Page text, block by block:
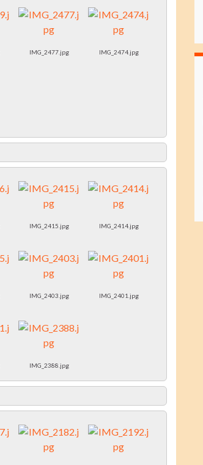
IMG_2477.jpg IMG_2474.jpg
IMG_2415.jpg IMG_2414.jpg
IMG_2403.jpg IMG_2401.jpg
IMG_2388.jpg